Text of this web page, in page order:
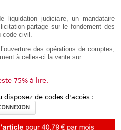
liquidation judiciaire, un mandataire
partage sur le fondement des
code civil.
des opérations de comptes,
à celles-ci la vente sur...
75% à lire.
disposez de codes d'accès :